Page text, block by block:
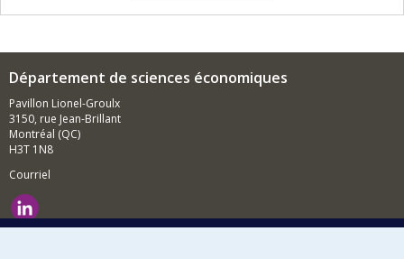
Département de sciences économiques
Pavillon Lionel-Groulx
3150, rue Jean-Brillant
Montréal (QC)
H3T 1N8
Courriel